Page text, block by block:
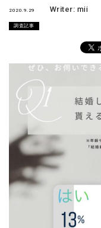
2020.9.29 Writer: mii
調査記事